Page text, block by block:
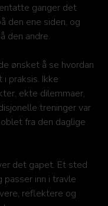
ganger det
den ene siden, og
den andre.
ønsket å se hvordan
praksis. Ikke
ekte dilemmaer,
treninger var
fra den daglige
det gapet. Et sted
inn i travle
reflektere og